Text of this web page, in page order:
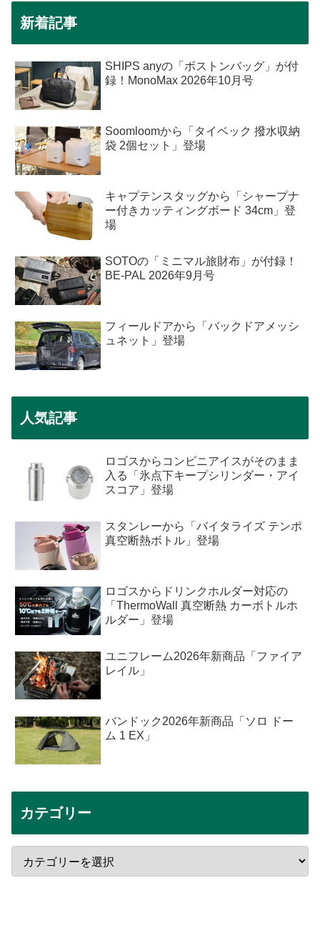
新着記事
SHIPS anyの「ボストンバッグ」が付
録！MonoMax 2026年10月号
Soomloomから「タイベック 撥水収納
袋 2個セット」登場
キャプテンスタッグから「シャープナ
ー付きカッティングボード 34cm」登
場
SOTOの「ミニマル旅財布」が付録！
BE-PAL 2026年9月号
フィールドアから「バックドアメッシ
ュネット」登場
人気記事
ロゴスからコンビニアイスがそのまま
入る「氷点下キープシリンダー・アイ
スコア」登場
スタンレーから「バイタライズ テンポ
真空断熱ボトル」登場
ロゴスからドリンクホルダー対応の
「ThermoWall 真空断熱 カーボトルホ
ルダー」登場
ユニフレーム2026年新商品「ファイア
レイル」
バンドック2026年新商品「ソロ ドー
ム 1 EX」
カテゴリー